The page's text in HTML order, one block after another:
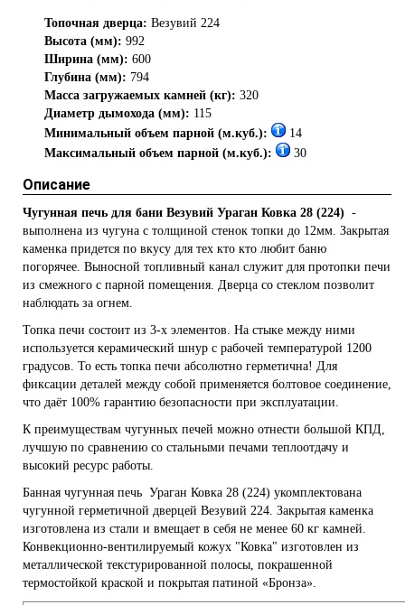
Топочная дверца: Везувий 224
Высота (мм): 992
Ширина (мм): 600
Глубина (мм): 794
Масса загружаемых камней (кг): 320
Диаметр дымохода (мм): 115
Минимальный объем парной (м.куб.):
14
Максимальный объем парной (м.куб.):
30
Описание
Чугунная печь для бани Везувий Ураган Ковка 28 (224) -
выполнена из чугуна с толщиной стенок топки до 12мм. Закрытая
каменка придется по вкусу для тех кто кто любит баню
погорячее. Выносной топливный канал служит для протопки печи
из смежного с парной помещения. Дверца со стеклом позволит
наблюдать за огнем.
Топка печи состоит из 3-х элементов. На стыке между ними
используется керамический шнур с рабочей температурой 1200
градусов. То есть топка печи абсолютно герметична! Для
фиксации деталей между собой применяется болтовое соединение,
что даёт 100% гарантию безопасности при эксплуатации.
К преимуществам чугунных печей можно отнести большой КПД,
лучшую по сравнению со стальными печами теплоотдачу и
высокий ресурс работы.
Банная чугунная печь Ураган Ковка 28 (224) укомплектована
чугунной герметичной дверцей Везувий 224. Закрытая каменка
изготовлена из стали и вмещает в себя не менее 60 кг камней.
Конвекционно-вентилируемый кожух "Ковка" изготовлен из
металлической текстурированной полосы, покрашенной
термостойкой краской и покрытая патиной «Бронза».